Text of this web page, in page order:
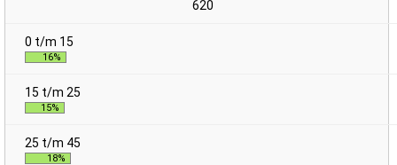
620
16%
15%
18%